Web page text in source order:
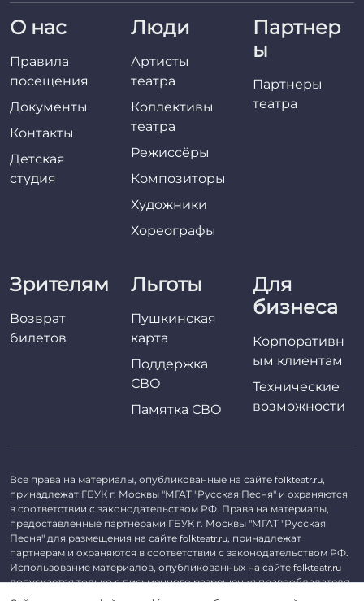
О нас
Правила
посещения
Документы
Контакты
Детская
студия
Люди
Артисты
театра
Коллективы
театра
Режиссёры
Композиторы
Художники
Хореографы
Партнер
ы
Партнеры
театра
Зрителям
Возврат
билетов
Льготы
Пушкинская
карта
Поддержка
СВО
Памятка СВО
Для
бизнеса
Корпоративн
ым клиентам
Технические
возможности
Все права на материалы, опубликованные на сайте folkteatr.ru,
принадлежат ГБУК г. Москвы "МГАТ "Русская Песня" и охраняются
в соответствии с законодательством РФ. Права на материалы,
предоставленные партнерами ГБУК г. Москвы "МГАТ "Русская
Песня" для размещения на сайте folkteatr.ru, принадлежат
партнерам и охраняются в соответствии с законодательством РФ.
Использование материалов, опубликованных на сайте folkteatr.ru
допускается только с письменного разрешения правообладателя.